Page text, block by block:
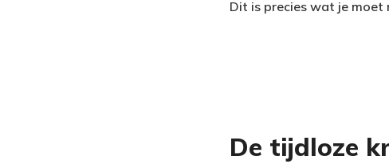
Dit is precies wat je moet
De tijdloze